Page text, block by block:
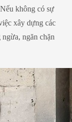
không có sự
xây dựng các
ngăn chặn